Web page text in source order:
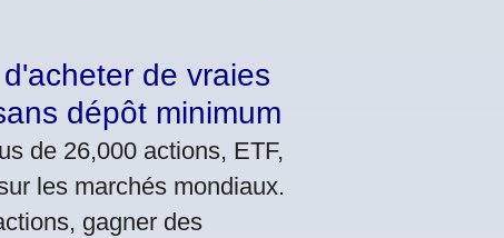
de vraies
dépôt minimum
de 26,000 actions, ETF,
les marchés mondiaux.
gagner des